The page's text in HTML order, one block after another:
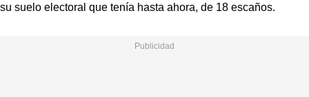
su suelo electoral que tenía hasta ahora, de 18 escaños.